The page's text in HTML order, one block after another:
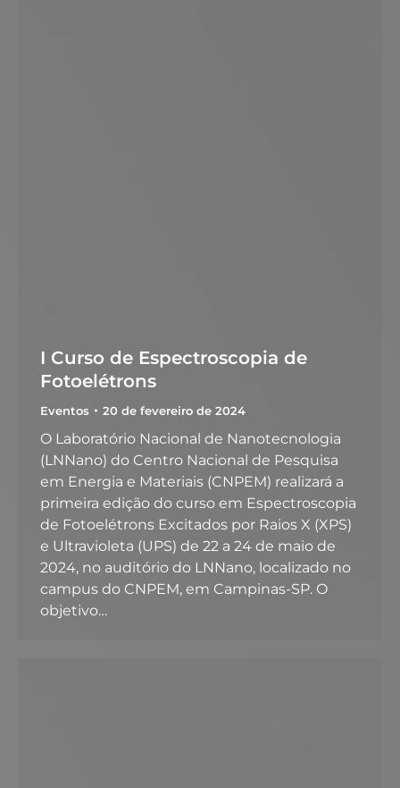
I Curso de Espectroscopia de
Fotoelétrons
Eventos 20 de fevereiro de 2024
O Laboratório Nacional de Nanotecnologia
(LNNano) do Centro Nacional de Pesquisa
em Energia e Materiais (CNPEM) realizará a
primeira edição do curso em Espectroscopia
de Fotoelétrons Excitados por Raios X (XPS)
e Ultravioleta (UPS) de 22 a 24 de maio de
2024, no auditório do LNNano, localizado no
campus do CNPEM, em Campinas-SP. O
objetivo…